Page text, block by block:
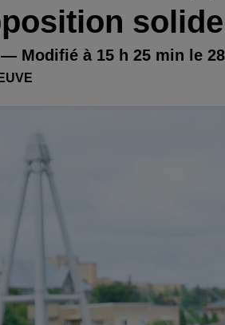
solide
Modifié à 15 h 25 min le